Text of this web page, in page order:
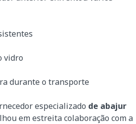
vidro
durante o transporte
especializado de abajur
em estreita colaboração com a